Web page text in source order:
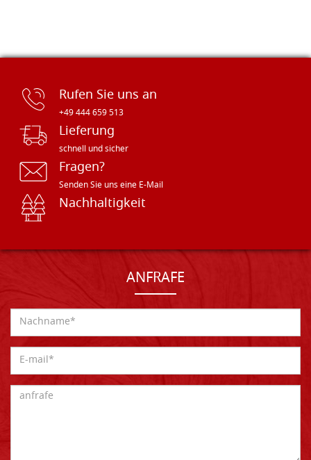
Rufen Sie uns an
+49 444 659 513
Lieferung
schnell und sicher
Fragen?
Senden Sie uns eine E-Mail
Nachhaltigkeit
ANFRAFE